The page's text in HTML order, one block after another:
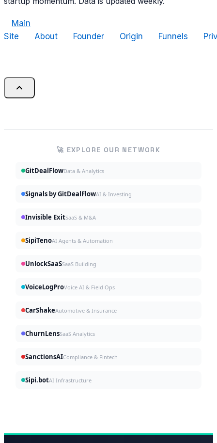
Main
Site
About Founder Origin Funnels
🚀 EXPLORE OUR NETWORK
GitDealFlowData & Analytics
Signals by GitDealFlowAI & Investing
Invisible ExitSaaS & M&A
SipiTenoAI Agents & Automation
UnlockSaaSSaaS Building
VoiceLogProVoice AI & Field Ops
CarShakeAutomotive & Insurance
ChurnLensSaaS Analytics
SanctionsAICompliance & Fintech
Sipi.botAI Infrastructure